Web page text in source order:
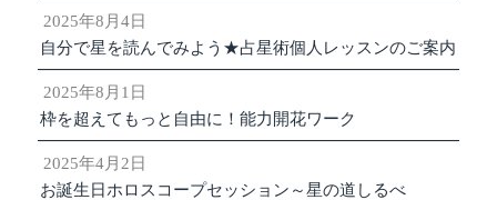
2025年8月4日
自分で星を読んでみよう★占星術個人レッスンのご案内
2025年8月1日
枠を超えてもっと自由に！能力開花ワーク
2025年4月2日
お誕生日ホロスコープセッション～星の道しるべ